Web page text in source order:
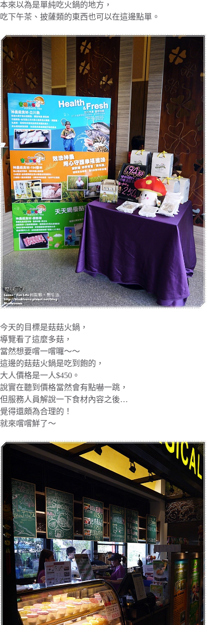
本來以為是單純吃火鍋的地方，
吃下午茶、披薩類的東西也可以在這邊點單。
今天的目標是菇菇火鍋，
導覽看了這麼多菇，
當然想要嚐一嚐囉～～
這邊的菇菇火鍋是吃到飽的，
大人價格是一人$450。
說實在聽到價格當然會有點嚇一跳，
但服務人員解說一下食材內容之後…
覺得還頗為合理的！
就來嚐嚐鮮了～